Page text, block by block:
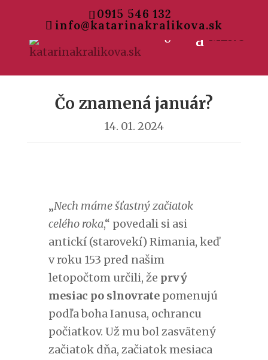
0915 546 132
info@katarinakralikova.sk
Čo znamená január?
14. 01. 2024
„Nech máme šťastný začiatok
celého roka,“ povedali si asi
antickí (starovekí) Rimania, keď
v roku 153 pred našim
letopočtom určili, že prvý
mesiac po slnovrate pomenujú
podľa boha Ianusa, ochrancu
počiatkov. Už mu bol zasvätený
začiatok dňa, začiatok mesiaca